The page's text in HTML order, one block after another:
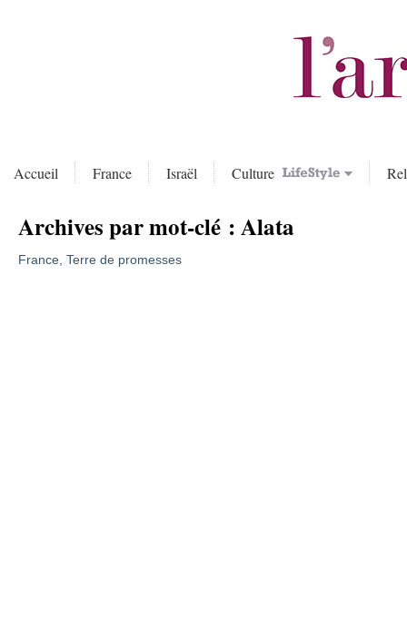
Accueil France Israël Culture
Archives par mot-clé :Alata
France, Terre de promesses